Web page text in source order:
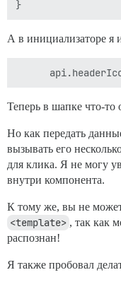
А в инициализаторе я
Теперь в шапке что-то
Но как передать
вызывать его
для клика. Я не могу
внутри компонента.
К тому же, вы не
<template> , так как
распознан!
Я также пробовал